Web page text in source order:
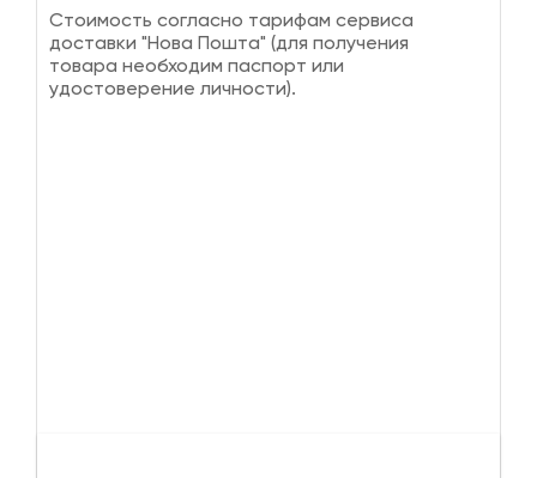
Стоимость согласно тарифам сервиса
доставки "Нова Пошта" (для получения
товара необходим паспорт или
удостоверение личности).